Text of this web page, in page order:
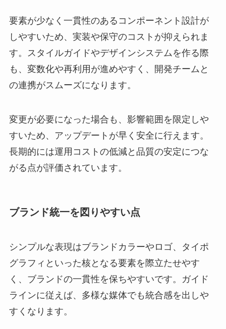
要素が少なく一貫性のあるコンポーネント設計が
しやすいため、実装や保守のコストが抑えられま
す。スタイルガイドやデザインシステムを作る際
も、変数化や再利用が進めやすく、開発チームと
の連携がスムーズになります。
変更が必要になった場合も、影響範囲を限定しや
すいため、アップデートが早く安全に行えます。
長期的には運用コストの低減と品質の安定につな
がる点が評価されています。
ブランド統一を図りやすい点
シンプルな表現はブランドカラーやロゴ、タイポ
グラフィといった核となる要素を際立たせやす
く、ブランドの一貫性を保ちやすいです。ガイド
ラインに従えば、多様な媒体でも統合感を出しや
すくなります。